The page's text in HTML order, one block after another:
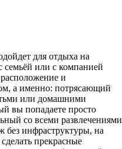
для отдыха на
семьёй или с компанией
и
а именно: потрясающий
или домашними
вы попадаете просто
со всеми развлечениями
без инфраструктуры, на
прекрасные